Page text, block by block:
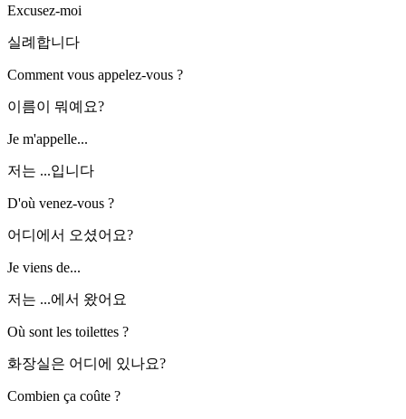
Excusez-moi
실례합니다
Comment vous appelez-vous ?
이름이 뭐예요?
Je m'appelle...
저는 ...입니다
D'où venez-vous ?
어디에서 오셨어요?
Je viens de...
저는 ...에서 왔어요
Où sont les toilettes ?
화장실은 어디에 있나요?
Combien ça coûte ?